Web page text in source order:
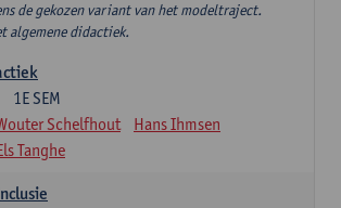
de gekozen variant van het modeltraject.
algemene didactiek.
1E SEM
Schelfhout
Hans Ihmsen
Tanghe